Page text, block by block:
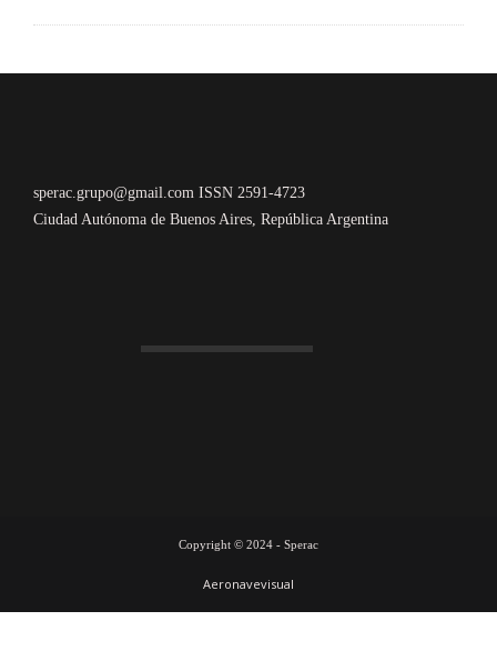
sperac.grupo@gmail.com ISSN 2591-4723
Ciudad Autónoma de Buenos Aires, República Argentina
Copyright © 2024 - Sperac
Aeronavevisual